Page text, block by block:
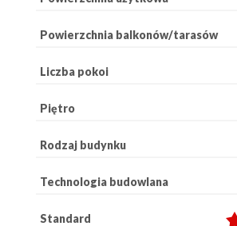
Powierzchnia balkonów/tarasów
Liczba pokoi
Piętro
Rodzaj budynku
Technologia budowlana
Standard